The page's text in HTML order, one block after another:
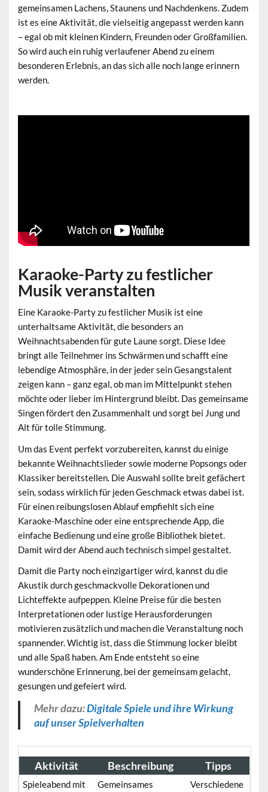
gemeinsamen Lachens, Staunens und Nachdenkens. Zudem
ist es eine Aktivität, die vielseitig angepasst werden kann
– egal ob mit kleinen Kindern, Freunden oder Großfamilien.
So wird auch ein ruhig verlaufener Abend zu einem
besonderen Erlebnis, an das sich alle noch lange erinnern
werden.
Karaoke-Party zu festlicher
Musik veranstalten
Eine Karaoke-Party zu festlicher Musik ist eine
unterhaltsame Aktivität, die besonders an
Weihnachtsabenden für gute Laune sorgt. Diese Idee
bringt alle Teilnehmer ins Schwärmen und schafft eine
lebendige Atmosphäre, in der jeder sein Gesangstalent
zeigen kann – ganz egal, ob man im Mittelpunkt stehen
möchte oder lieber im Hintergrund bleibt. Das gemeinsame
Singen fördert den Zusammenhalt und sorgt bei Jung und
Alt für tolle Stimmung.
Um das Event perfekt vorzubereiten, kannst du einige
bekannte Weihnachtslieder sowie moderne Popsongs oder
Klassiker bereitstellen. Die Auswahl sollte breit gefächert
sein, sodass wirklich für jeden Geschmack etwas dabei ist.
Für einen reibungslosen Ablauf empfiehlt sich eine
Karaoke-Maschine oder eine entsprechende App, die
einfache Bedienung und eine große Bibliothek bietet.
Damit wird der Abend auch technisch simpel gestaltet.
Damit die Party noch einzigartiger wird, kannst du die
Akustik durch geschmackvolle Dekorationen und
Lichteffekte aufpeppen. Kleine Preise für die besten
Interpretationen oder lustige Herausforderungen
motivieren zusätzlich und machen die Veranstaltung noch
spannender. Wichtig ist, dass die Stimmung locker bleibt
und alle Spaß haben. Am Ende entsteht so eine
wunderschöne Erinnerung, bei der gemeinsam gelacht,
gesungen und gefeiert wird.
Mehr dazu:Digitale Spiele und ihre Wirkung
auf unser Spielverhalten
Aktivität Beschreibung Tipps
Spieleabend mit
Gemeinsames
Verschiedene